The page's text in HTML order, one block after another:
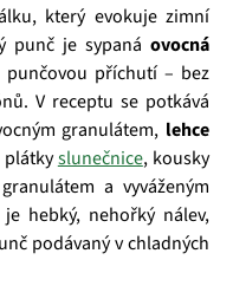
který evokuje zimní
punč je sypaná ovocná
punčovou příchutí – bez
V receptu se potkává
granulátem, lehce
plátkyslunečnice, kousky
a vyváženým
je hebký, nehořký nálev,
podávaný v chladných